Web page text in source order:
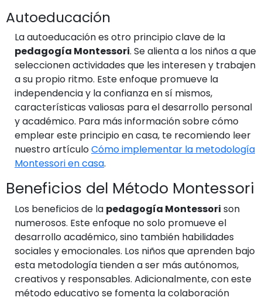
Autoeducación
La autoeducación es otro principio clave de la
pedagogía Montessori. Se alienta a los niños a que
seleccionen actividades que les interesen y trabajen
a su propio ritmo. Este enfoque promueve la
independencia y la confianza en sí mismos,
características valiosas para el desarrollo personal
y académico. Para más información sobre cómo
emplear este principio en casa, te recomiendo leer
nuestro artículoCómo implementar la metodología
Montessori en casa.
Beneficios del Método Montessori
Los beneficios de la pedagogía Montessori son
numerosos. Este enfoque no solo promueve el
desarrollo académico, sino también habilidades
sociales y emocionales. Los niños que aprenden bajo
esta metodología tienden a ser más autónomos,
creativos y responsables. Adicionalmente, con este
método educativo se fomenta la colaboración